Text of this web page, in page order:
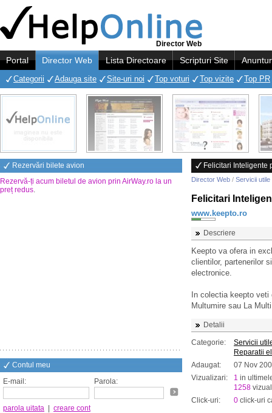
Director Web
Portal Director Web Lista Directoare Scripturi Site
Categorii Adauga site Site-uri noi Top voturi Top vizite Top PR
Rezervări bilete avion
Rezervă-ți acum biletul de avion prin AirWay.ro la un
preț redus.
Contul meu
E-mail:
Parola:
parola uitata creare cont
Felicitari Inteligente
Director Web / Servicii utile
Felicitari
www.keepto.ro
Descriere
Keepto va ofera in
clientilor, partenerilor
electronice.
In colectia keepto
Multumire sau La
Detalii
Categorie:
Servicii
Reparatii
Adaugat:
07 Nov
Vizualizari:
1 in
1258
Click-uri:
0 click-uri